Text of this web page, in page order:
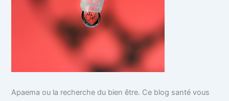
Apaema ou la recherche du bien être. Ce blog santé vous